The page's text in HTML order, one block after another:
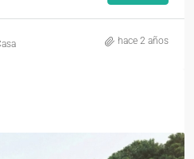
hace 2 años